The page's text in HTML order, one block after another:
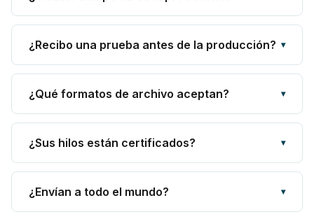
¿Recibo una prueba antes de la producción? ▾
¿Qué formatos de archivo aceptan? ▾
¿Sus hilos están certificados? ▾
¿Envían a todo el mundo? ▾